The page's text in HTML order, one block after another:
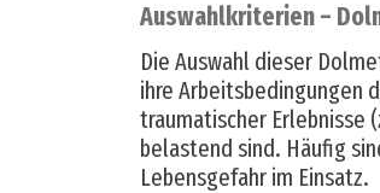
Auswahlkriterien –
Die Auswahl dieser
ihre Arbeitsbedingungen
traumatischer Erlebnisse
belastend sind. Häufig
Lebensgefahr im Einsatz.